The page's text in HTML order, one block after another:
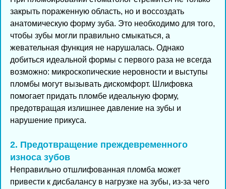
закрыть пораженную область, но и воссоздать
анатомическую форму зуба. Это необходимо для того,
чтобы зубы могли правильно смыкаться, а
жевательная функция не нарушалась. Однако
добиться идеальной формы с первого раза не всегда
возможно: микроскопические неровности и выступы
пломбы могут вызывать дискомфорт. Шлифовка
помогает придать пломбе идеальную форму,
предотвращая излишнее давление на зубы и
нарушение прикуса.
2. Предотвращение преждевременного
износа зубов
Неправильно отшлифованная пломба может
привести к дисбалансу в нагрузке на зубы, из-за чего